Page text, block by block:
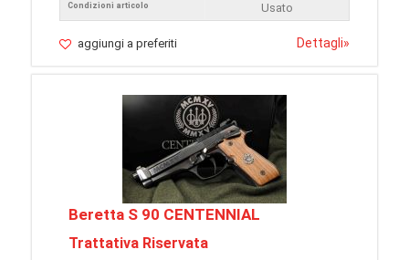
Condizioni articolo
Usato
aggiungi a preferiti Dettagli»
Beretta S 90 CENTENNIAL
Trattativa Riservata